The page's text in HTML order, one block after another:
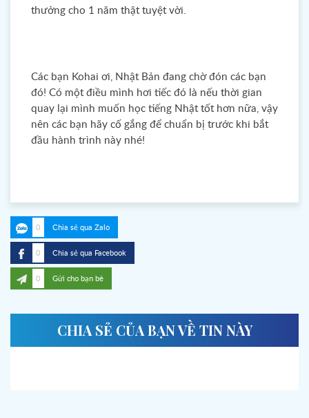
thưởng cho 1 năm thật tuyệt vời.
Các bạn Kohai ơi, Nhật Bản đang chờ đón các bạn
đó! Có một điều mình hơi tiếc đó là nếu thời gian
quay lại mình muốn học tiếng Nhật tốt hơn nữa, vậy
nên các bạn hãy cố gắng để chuẩn bị trước khi bắt
đầu hành trình này nhé!
0 Chia sẻ qua Zalo
0 Chia sẻ qua Facebook
0 Gửi cho bạn bè
CHIA SẺ CỦA BẠN VỀ TIN NÀY